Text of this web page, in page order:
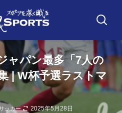
ャパン最多「7人の
| W杯予選ラストマ
ッカー
2025年5月28日